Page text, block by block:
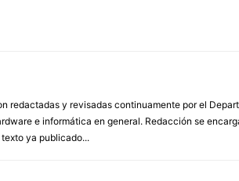
redactadas y revisadas continuamente por el
e informática en general. Redacción se
ya publicado...